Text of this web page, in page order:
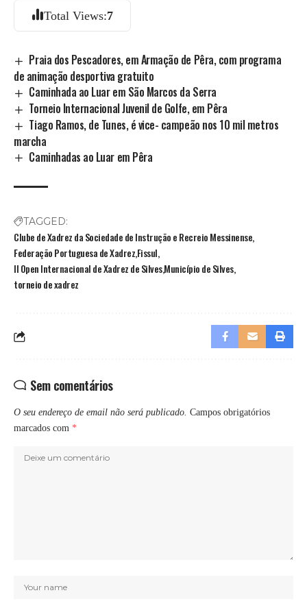
Total Views:7
Praia dos Pescadores, em Armação de Pêra, com programa
de animação desportiva gratuito
Caminhada ao Luar em São Marcos da Serra
Torneio Internacional Juvenil de Golfe, em Pêra
Tiago Ramos, de Tunes, é vice- campeão nos 10 mil metros
marcha
Caminhadas ao Luar em Pêra
TAGGED:
Clube de Xadrez da Sociedade de Instrução e Recreio Messinense
Federação Portuguesa de XadrezFissul
II Open Internacional de Xadrez de SilvesMunicípio de Silves
torneio de xadrez
Sem comentários
O seu endereço de email não será publicado. Campos obrigatórios
marcados com *